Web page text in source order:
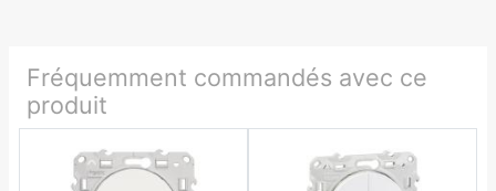
Fréquemment commandés avec ce
produit